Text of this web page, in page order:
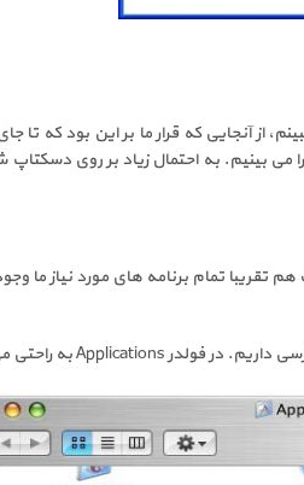
آنجایی که قرار ما بر این بود که تا
به آن را می بینیم. به احتمال زیاد بر روی
تقریبا تمام برنامه های مورد نیاز ما
داریم. در فولدرApplicationsبه راحتی